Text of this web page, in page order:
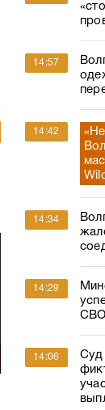
14:57
14:42
14:34
14:29
СВО
14:06
Суд